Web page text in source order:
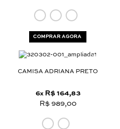
COMPRAR AGORA
CAMISA ADRIANA PRETO
6x R$ 164,83
R$ 989,00